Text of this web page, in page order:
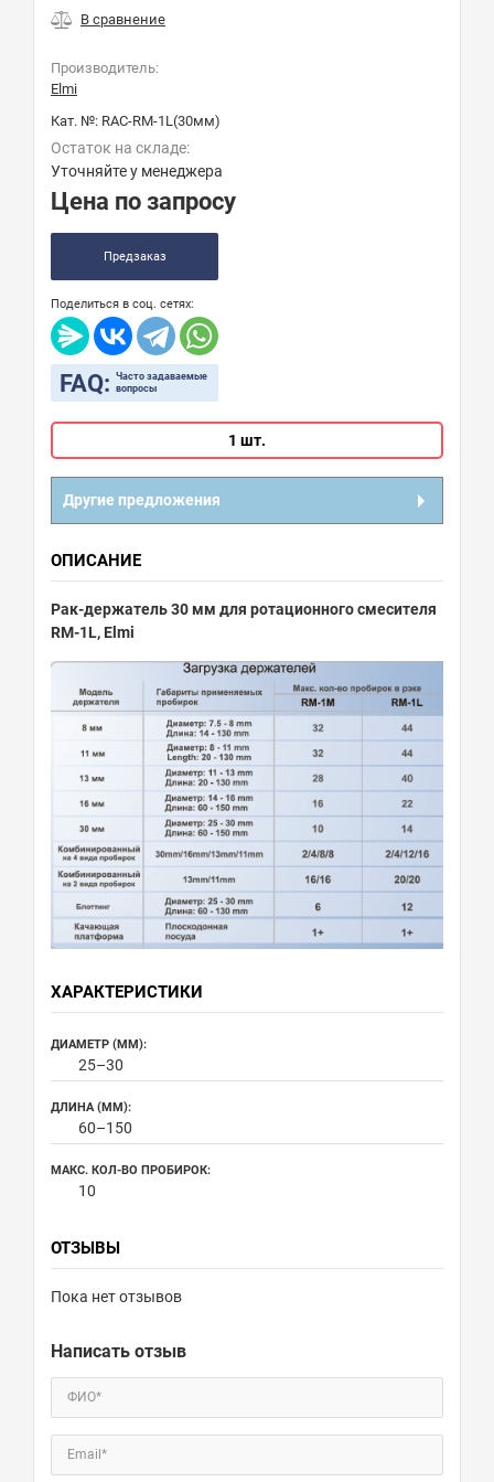
Производитель:
Elmi
Кат. №: RAC-RM-1L(30мм)
Остаток на складе:
Уточняйте у менеджера
Цена по запросу
Предзаказ
Поделиться в соц. сетях:
FAQ: Часто задаваемые
вопросы
1 шт.
Другие предложения
ОПИСАНИЕ
Рак-держатель 30 мм для ротационного смесителя
RМ-1L, Elmi
ХАРАКТЕРИСТИКИ
ДИАМЕТР (ММ):
25–30
ДЛИНА (ММ):
60–150
МАКС. КОЛ-ВО ПРОБИРОК:
10
ОТЗЫВЫ
Пока нет отзывов
Написать отзыв
ФИО*
Email*